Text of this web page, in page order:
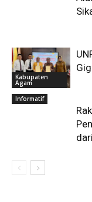
Kabupaten
Agam
Informatif